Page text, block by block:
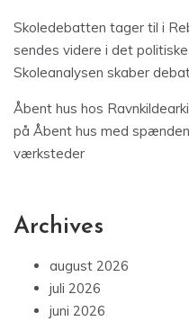
Skoledebatten tager til i
sendes videre i det
Skoleanalysen skaber
Åbent hus hos
på Åbent hus med
værksteder
Archives
august 2026
juli 2026
juni 2026